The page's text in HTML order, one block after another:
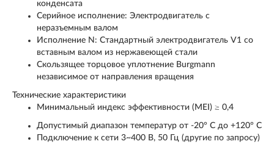
конденсата
Серийное исполнение: Электродвигатель с
неразъемным валом
Исполнение N: Стандартный электродвигатель V1 со
вставным валом из нержавеющей стали
Скользящее торцовое уплотнение Burgmann
независимое от направления вращения
Технические характеристики
Минимальный индекс эффективности (MEI) ≥ 0,4
Допустимый диапазон температур от -20° C до +120° C
Подключение к сети 3~400 В, 50 Гц (другие по запросу)